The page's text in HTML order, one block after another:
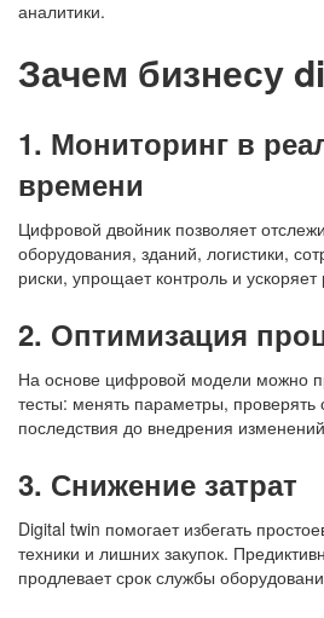
аналитики.
Зачем бизнесу
1. Мониторинг в
времени
Цифровой двойник позволяет
оборудования, зданий, логистики,
риски, упрощает контроль и
2. Оптимизация
На основе цифровой модели можно
тесты: менять параметры, проверять
последствия до внедрения
3. Снижение затрат
Digital twin помогает избегать
техники и лишних закупок.
продлевает срок службы